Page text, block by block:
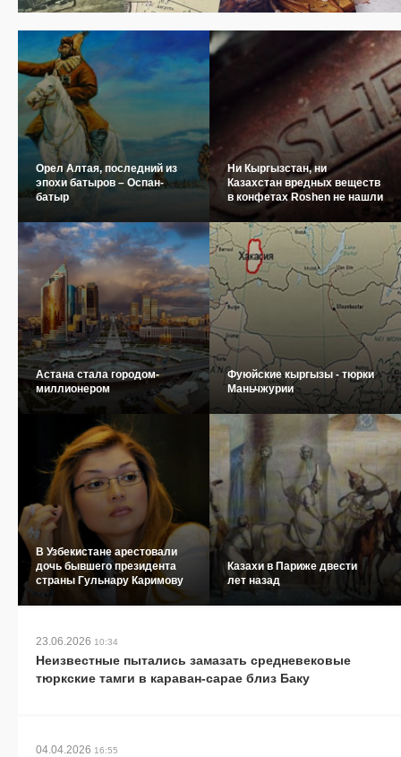
Орел Алтая, последний из
эпохи батыров – Оспан-
батыр
Ни Кыргызстан, ни
Казахстан вредных веществ
в конфетах Roshen не нашли
Астана стала городом-
миллионером
Фуюйские кыргызы - тюрки
Маньчжурии
В Узбекистане арестовали
дочь бывшего президента
страны Гульнару Каримову
Казахи в Париже двести
лет назад
23.06.2026 10:34
Неизвестные пытались замазать средневековые
тюркские тамги в караван-сарае близ Баку
04.04.2026 16:55